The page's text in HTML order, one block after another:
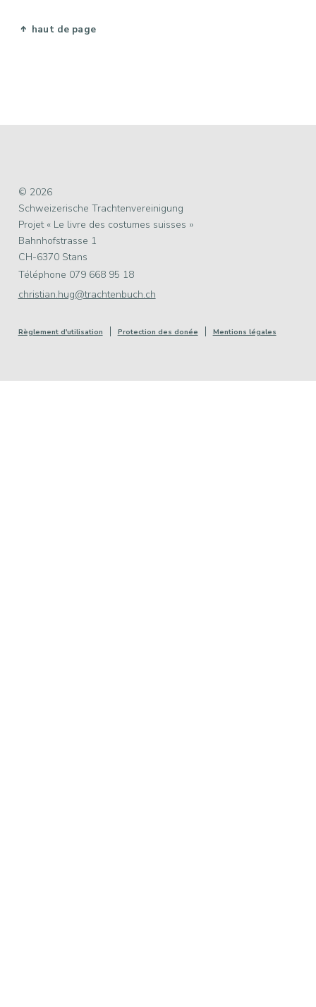
haut de page
© 2026
Schweizerische Trachtenvereinigung
Projet « Le livre des costumes suisses »
Bahnhofstrasse 1
CH-6370 Stans
Téléphone 079 668 95 18
christian.hug@trachtenbuch.ch
Règlement d'utilisation Protection des donée Mentions légales